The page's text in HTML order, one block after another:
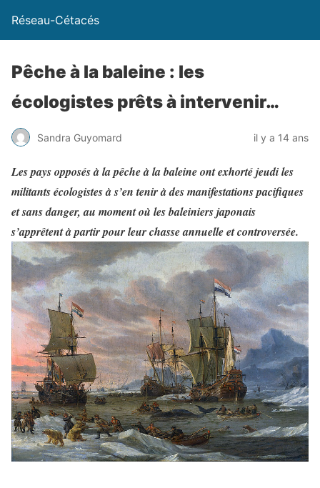
Réseau-Cétacés
Pêche à la baleine : les
écologistes prêts à intervenir…
Sandra Guyomard il y a 14 ans
Les pays opposés à la pêche à la baleine ont exhorté jeudi les
militants écologistes à s’en tenir à des manifestations pacifiques
et sans danger, au moment où les baleiniers japonais
s’apprêtent à partir pour leur chasse annuelle et controversée.